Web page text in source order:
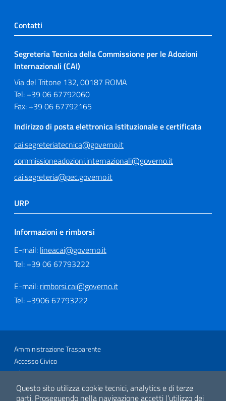
Questo sito utilizza cookie tecnici, analytics e di terze
parti. Proseguendo nella navigazione accetti l’utilizzo dei
Contatti
Segreteria Tecnica della Commissione per le Adozioni
Internazionali (CAI)
Via del Tritone 132, 00187 ROMA
Tel: +39 06 67792060
Fax: +39 06 67792165
Indirizzo di posta elettronica istituzionale e certificata
cai.segreteriatecnica@governo.it
commissioneadozioni.internazionali@governo.it
cai.segreteria@pec.governo.it
URP
Informazioni e rimborsi
E-mail: lineacai@governo.it
Tel: +39 06 67793222
E-mail: rimborsi.cai@governo.it
Tel: +3906 67793222
Sezione Link Utili
Amministrazione Trasparente
Accesso Civico
Glossario
Link utili
Mappa del sito